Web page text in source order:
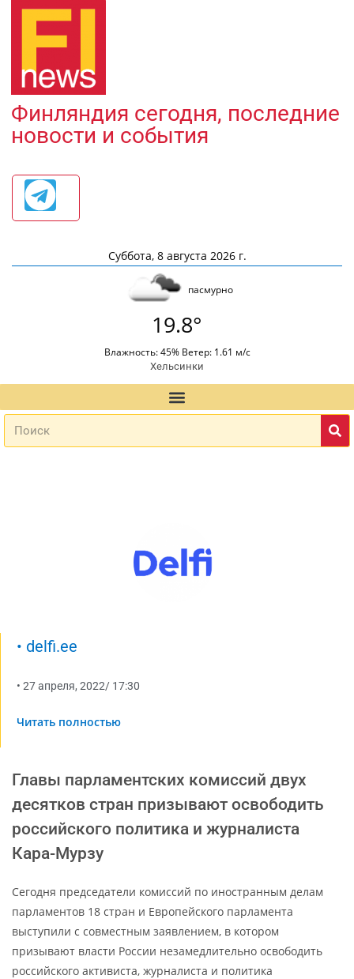
Финляндия сегодня, последние
новости и события
Суббота, 8 августа 2026 г.
пасмурно
19.8°
Влажность: 45% Ветер: 1.61 м/с
Хельсинки
• delfi.ee
• 27 апреля, 2022/ 17:30
Читать полностью
Главы парламентских комиссий двух
десятков стран призывают освободить
российского политика и журналиста
Кара-Мурзу
Сегодня председатели комиссий по иностранным делам
парламентов 18 стран и Европейского парламента
выступили с совместным заявлением, в котором
призывают власти России незамедлительно освободить
российского активиста, журналиста и политика